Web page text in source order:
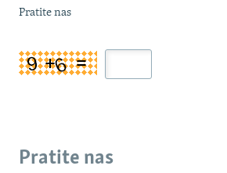
Pratite nas
Pratite nas